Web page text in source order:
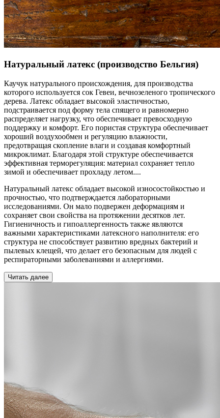
Натуральный латекс (производство Бельгия)
Каучук натурального происхождения, для производства
которого используется сок Гевеи, вечнозеленого тропического
дерева. Латекс обладает высокой эластичностью,
подстраивается под форму тела спящего и равномерно
распределяет нагрузку, что обеспечивает превосходную
поддержку и комфорт. Его пористая структура обеспечивает
хороший воздухообмен и регуляцию влажности,
предотвращая скопление влаги и создавая комфортный
микроклимат. Благодаря этой структуре обеспечивается
эффективная терморегуляция: материал сохраняет тепло
зимой и обеспечивает прохладу летом....
Натуральный латекс обладает высокой износостойкостью и
прочностью, что подтверждается лабораторными
исследованиями. Он мало подвержен деформациям и
сохраняет свои свойства на протяжении десятков лет.
Гигиеничность и гипоаллергенность также являются
важными характеристиками латексного наполнителя: его
структура не способствует развитию вредных бактерий и
пылевых клещей, что делает его безопасным для людей с
респираторными заболеваниями и аллергиями.
Читать далее